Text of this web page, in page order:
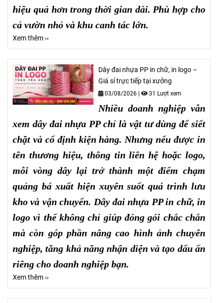
hiệu quả hơn trong thời gian dài. Phù hợp cho
cả vườn nhỏ và khu canh tác lớn.
Xem thêm ››
Dây đai nhựa PP in chữ, in logo –
Giá sỉ trực tiếp tại xưởng
03/08/2026 | 31 Lượt xem
Nhiều doanh nghiệp vẫn
xem dây đai nhựa PP chỉ là vật tư dùng để siết
chặt và cố định kiện hàng. Nhưng nếu được in
tên thương hiệu, thông tin liên hệ hoặc logo,
mỗi vòng dây lại trở thành một điểm chạm
quảng bá xuất hiện xuyên suốt quá trình lưu
kho và vận chuyển. Dây đai nhựa PP in chữ, in
logo vì thế không chỉ giúp đóng gói chắc chắn
mà còn góp phần nâng cao hình ảnh chuyên
nghiệp, tăng khả năng nhận diện và tạo dấu ấn
riêng cho doanh nghiệp bạn.
Xem thêm ››